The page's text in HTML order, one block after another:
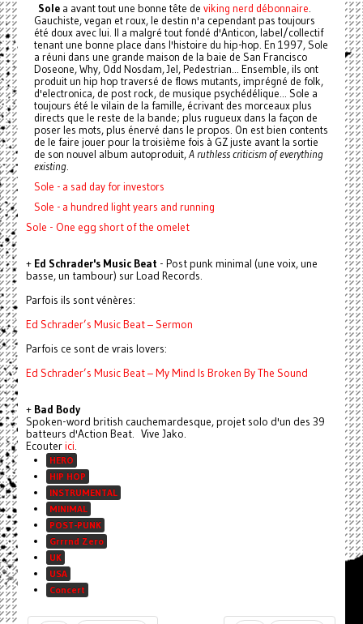
Solea avant tout une bonne tête de viking nerd débonnaire.
Gauchiste, vegan et roux, le destin n'a cependant pas toujours
été doux avec lui. Il a malgré tout fondé d'Anticon, label/collectif
tenant une bonne place dans l'histoire du hip-hop. En 1997, Sole
a réuni dans une grande maison de la baie de San Francisco
Doseone, Why, Odd Nosdam, Jel, Pedestrian... Ensemble, ils ont
produit un hip hop traversé de flows mutants, imprégné de folk,
d'electronica, de post rock, de musique psychédélique... Sole a
toujours été le vilain de la famille, écrivant des morceaux plus
directs que le reste de la bande; plus rugueux dans la façon de
poser les mots, plus énervé dans le propos. On est bien contents
de le faire jouer pour la troisième fois à GZ juste avant la sortie
de son nouvel album autoproduit,A ruthless criticism of everything
existing.
Sole - a sad day for investors
Sole - a hundred light years and running
Sole - One egg short of the omelet
+ Ed Schrader's Music Beat - Post punk minimal (une voix, une
basse, un tambour) sur Load Records.
Parfois ils sont vénères:
Ed Schrader’s Music Beat – Sermon
Parfois ce sont de vrais lovers:
Ed Schrader’s Music Beat – My Mind Is Broken By The Sound
+ Bad Body
Spoken-word british cauchemardesque, projet solo d'un des 39
batteurs d'Action Beat. Vive Jako.
Ecouterici.
HERO
HIP HOP
INSTRUMENTAL
MINIMAL
POST-PUNK
Grrrnd Zero
UK
USA
Concert